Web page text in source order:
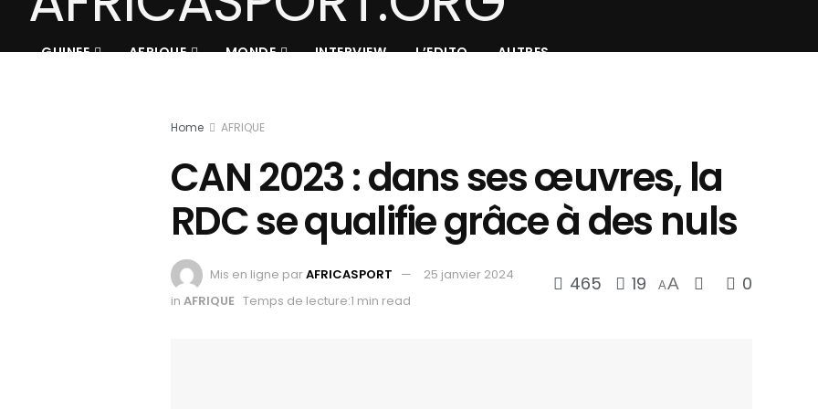
GUINEE AFRIQUE MONDE INTERVIEW L’EDITO AUTRES
Home AFRIQUE
CAN 2023 : dans ses œuvres, la
RDC se qualifie grâce à des nuls
Mis en ligne parAFRICASPORT
25 janvier 2024
in AFRIQUE Temps de lecture:1 min read
465 19 AA 0